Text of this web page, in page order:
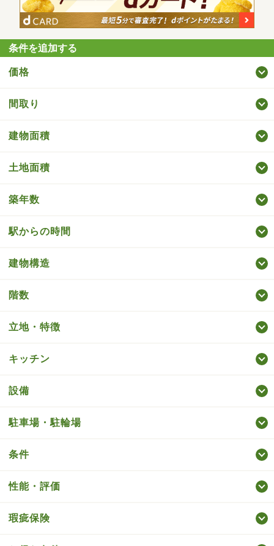
条件を追加する
価格
間取り
建物面積
土地面積
築年数
駅からの時間
建物構造
階数
立地・特徴
キッチン
設備
駐車場・駐輪場
条件
性能・評価
瑕疵保険